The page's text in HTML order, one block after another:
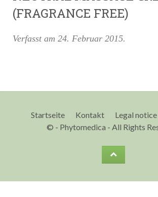
(FRAGRANCE FREE)
Verfasst am 24. Februar 2015.
Startseite Kontakt Legal notice
© - Phytomedica - All Rights